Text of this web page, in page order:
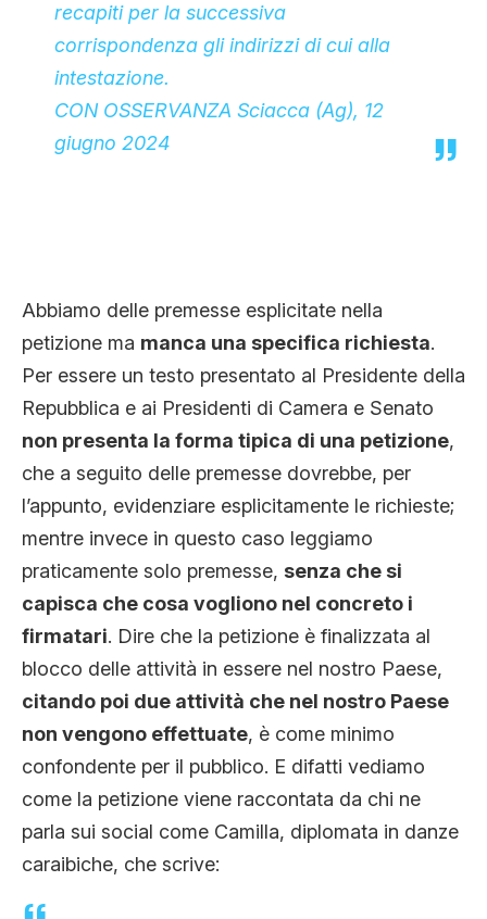
recapiti per la successiva
corrispondenza gli indirizzi di cui alla
intestazione.
CON OSSERVANZA Sciacca (Ag), 12
giugno 2024
Abbiamo delle premesse esplicitate nella
petizione ma manca una specifica richiesta.
Per essere un testo presentato al Presidente della
Repubblica e ai Presidenti di Camera e Senato
non presenta la forma tipica di una petizione,
che a seguito delle premesse dovrebbe, per
l’appunto, evidenziare esplicitamente le richieste;
mentre invece in questo caso leggiamo
praticamente solo premesse, senza che si
capisca che cosa vogliono nel concreto i
firmatari. Dire che la petizione è finalizzata al
blocco delle attività in essere nel nostro Paese,
citando poi due attività che nel nostro Paese
non vengono effettuate, è come minimo
confondente per il pubblico. E difatti vediamo
come la petizione viene raccontata da chi ne
parla sui social come Camilla, diplomata in danze
caraibiche, che scrive: